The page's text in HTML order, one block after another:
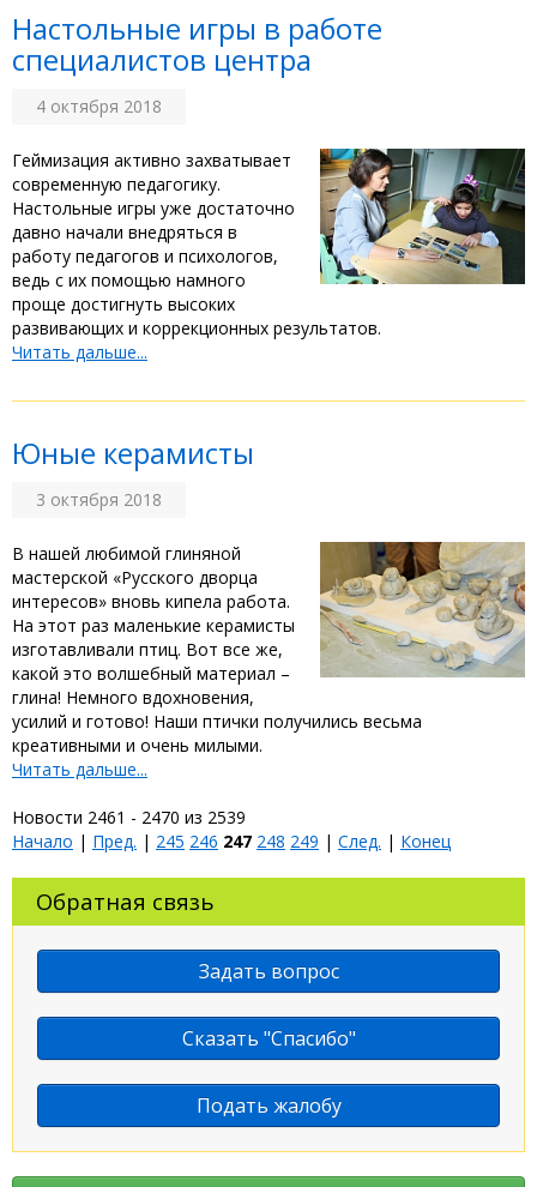
Настольные игры в работе
специалистов центра
4 октября 2018
Геймизация активно захватывает
современную педагогику.
Настольные игры уже достаточно
давно начали внедряться в
работу педагогов и психологов,
ведь с их помощью намного
проще достигнуть высоких
развивающих и коррекционных результатов.
Читать дальше...
Юные керамисты
3 октября 2018
В нашей любимой глиняной
мастерской «Русского дворца
интересов» вновь кипела работа.
На этот раз маленькие керамисты
изготавливали птиц. Вот все же,
какой это волшебный материал –
глина! Немного вдохновения,
усилий и готово! Наши птички получились весьма
креативными и очень милыми.
Читать дальше...
Новости 2461 - 2470 из 2539
Начало | Пред. | 245 246 247 248 249 | След. | Конец
Обратная связь
Задать вопрос
Сказать "Спасибо"
Подать жалобу